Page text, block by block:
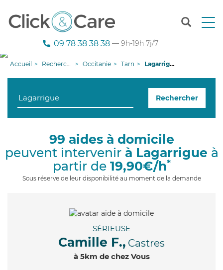
T
n
g
09 78 38 38 38 — 9h-19h 7j/7
Accueil Recherche aide à domicile Occitanie Tarn Lagarrigue
Rechercher
99 aides à domicile
peuvent intervenir à Lagarrigue à
partir de 19,90€/h*
Sous réserve de leur disponibilité au moment de la demande
SÉRIEUSE
Camille F., Castres
à 5km de chez Vous